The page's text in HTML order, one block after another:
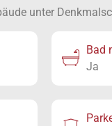
unter
Bad
Ja